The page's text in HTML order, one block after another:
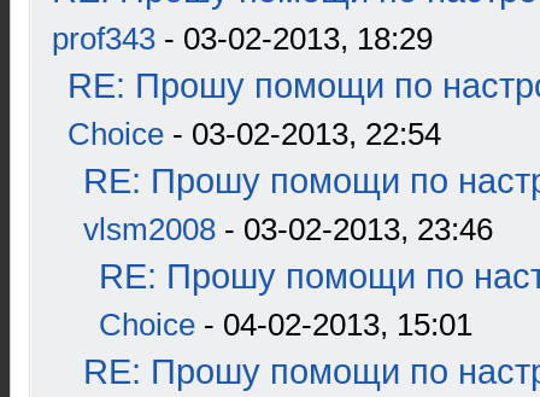
prof343 - 03-02-2013, 18:29
RE: Прошу помощи по
Choice - 03-02-2013, 22:54
RE: Прошу помощи по
vlsm2008 - 03-02-2013, 23:46
RE: Прошу помощи по
Choice - 04-02-2013, 15:01
RE: Прошу помощи по